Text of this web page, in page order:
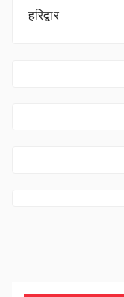
हरिद्वार